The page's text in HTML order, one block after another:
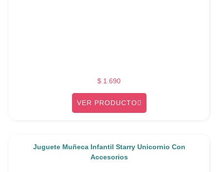
$ 1.690
VER PRODUCTO
Juguete Muñeca Infantil Starry Unicornio Con
Accesorios